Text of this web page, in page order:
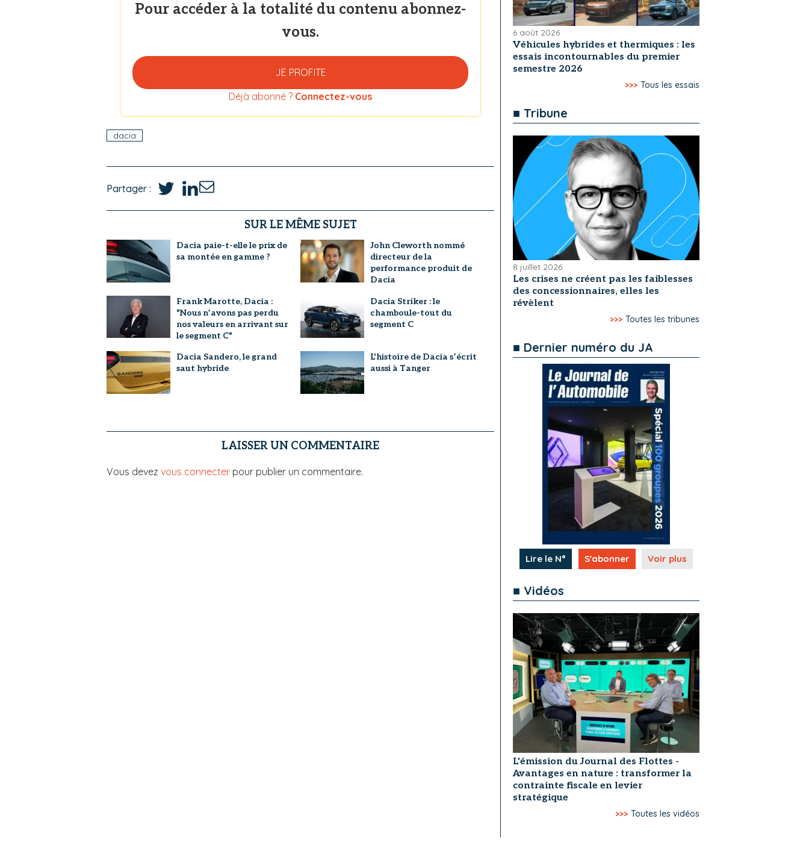
Pour accéder à la totalité du contenu abonnez-
vous.
JE PROFITE
Déjà abonné ? Connectez-vous
dacia
Partager :
SUR LE MÊME SUJET
Dacia paie-t-elle le prix de
sa montée en gamme ?
John Cleworth nommé
directeur de la
performance produit de
Dacia
Frank Marotte, Dacia :
"Nous n’avons pas perdu
nos valeurs en arrivant sur
le segment C"
Dacia Striker : le
chamboule-tout du
segment C
Dacia Sandero, le grand
saut hybride
L'histoire de Dacia s’écrit
aussi à Tanger
LAISSER UN COMMENTAIRE
Vous devez vous connecter pour publier un commentaire.
6 août 2026
Véhicules hybrides et thermiques : les
essais incontournables du premier
semestre 2026
>>> Tous les essais
■ Tribune
8 juillet 2026
Les crises ne créent pas les faiblesses
des concessionnaires, elles les
révèlent
>>> Toutes les tribunes
■ Dernier numéro du JA
Lire le N° S'abonner Voir plus
■ Vidéos
L'émission du Journal des Flottes -
Avantages en nature : transformer la
contrainte fiscale en levier
stratégique
>>> Toutes les vidéos